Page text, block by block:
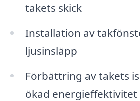
takets skick
Installation av
ljusinsläpp
Förbättring av takets
ökad energieffektivitet